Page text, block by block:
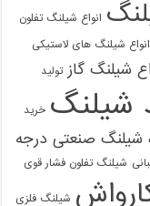
انواع شیلنگ تفلون
انواع شیلنگ های لاستیکی
شیلنگ گاز تولید
شیلنگ خرید
شیلنگ صنعتی درجه
شیلنگ تفلون فشار قوی
شیلنگ فلزی